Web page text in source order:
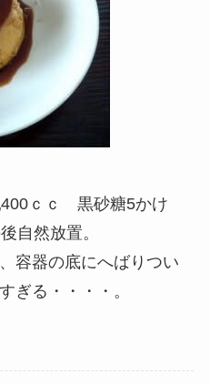
ｃｃ 黒砂糖5かけ
自然放置。
容器の底にへばりつい
ぎる・・・・。